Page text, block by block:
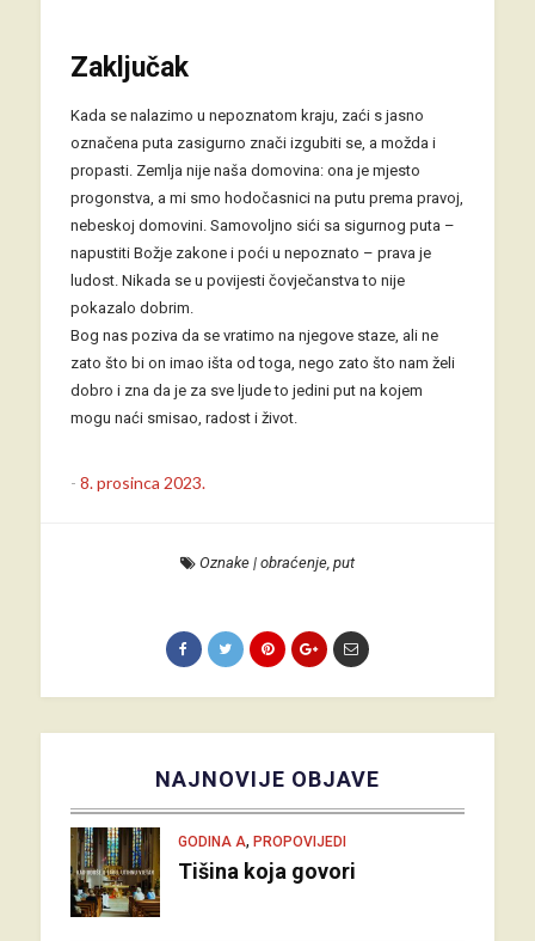
Zaključak
Kada se nalazimo u nepoznatom kraju, zaći s jasno
označena puta zasigurno znači izgubiti se, a možda i
propasti. Zemlja nije naša domovina: ona je mjesto
progonstva, a mi smo hodočasnici na putu prema pravoj,
nebeskoj domovini. Samovoljno sići sa sigurnog puta –
napustiti Božje zakone i poći u nepoznato – prava je
ludost. Nikada se u povijesti čovječanstva to nije
pokazalo dobrim.
Bog nas poziva da se vratimo na njegove staze, ali ne
zato što bi on imao išta od toga, nego zato što nam želi
dobro i zna da je za sve ljude to jedini put na kojem
mogu naći smisao, radost i život.
- 8. prosinca 2023.
Oznake| obraćenje, put
NAJNOVIJE OBJAVE
GODINA A, PROPOVIJEDI
Tišina koja govori